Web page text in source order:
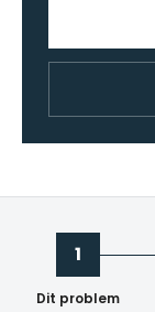
1
Dit problem